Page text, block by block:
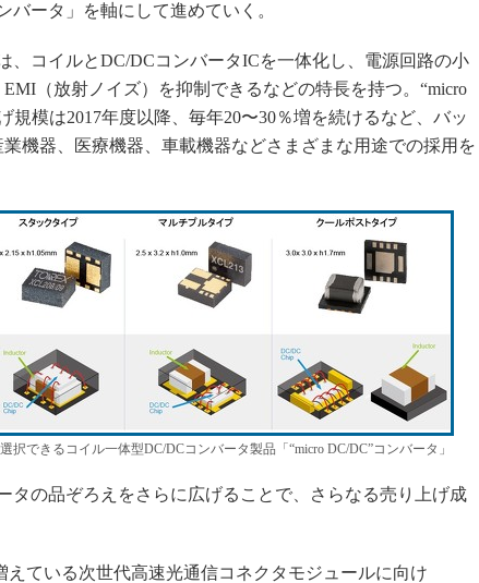
バータ」を軸にして進めていく。
、コイルとDC/DCコンバータICを一体化し、電源回路の小
（放射ノイズ）を抑制できるなどの特長を持つ。“micro
規模は2017年度以降、毎年20〜30％増を続けるなど、バッ
機器、医療機器、車載機器などさまざまな用途での採用を
択できるコイル一体型DC/DCコンバータ製品「“micro DC/DC”コンバータ」
タの品ぞろえをさらに広げることで、さらなる売り上げ成
ている次世代高速光通信コネクタモジュールに向け